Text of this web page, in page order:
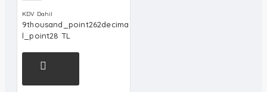
KDV Dahil
9thousand_point262decima
l_point28 TL